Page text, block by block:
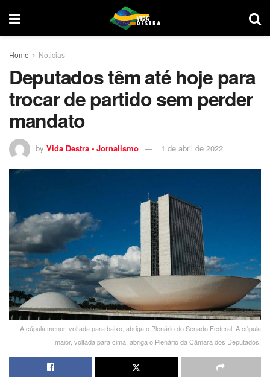
Home Noticias
Deputados têm até hoje para
trocar de partido sem perder
mandato
by Vida Destra - Jornalismo 1 de abril de 2022
A cúpula menor, voltada para baixo, abriga o Plenário do Senado Federal. A cúpula
maior, voltada para cima, abriga o Plenário da Câmara dos Deputados.